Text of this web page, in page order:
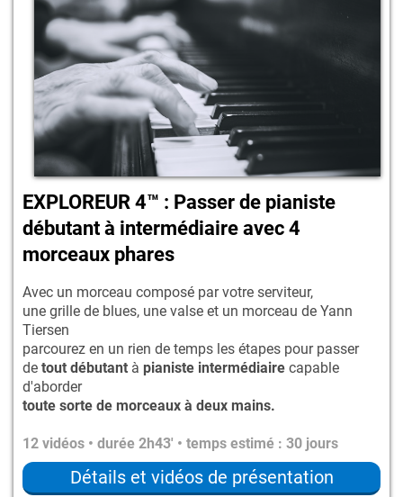
EXPLOREUR 4™ : Passer de pianiste
débutant à intermédiaire avec 4
morceaux phares
Avec un morceau composé par votre serviteur,
une grille de blues, une valse et un morceau de Yann
Tiersen
parcourez en un rien de temps les étapes pour passer
de tout débutant à pianiste intermédiaire capable
d'aborder
toute sorte de morceaux à deux mains.
12 vidéos • durée 2h43' • temps estimé : 30 jours
Détails et vidéos de présentation